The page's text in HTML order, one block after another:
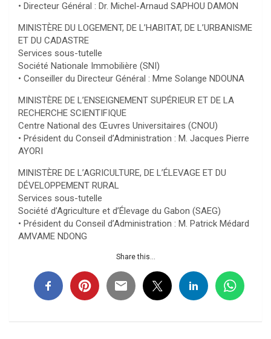
• Directeur Général : Dr. Michel-Arnaud SAPHOU DAMON
MINISTÈRE DU LOGEMENT, DE L’HABITAT, DE L’URBANISME
ET DU CADASTRE
Services sous-tutelle
Société Nationale Immobilière (SNI)
• Conseiller du Directeur Général : Mme Solange NDOUNA
MINISTÈRE DE L’ENSEIGNEMENT SUPÉRIEUR ET DE LA
RECHERCHE SCIENTIFIQUE
Centre National des Œuvres Universitaires (CNOU)
• Président du Conseil d’Administration : M. Jacques Pierre
AYORI
MINISTÈRE DE L’AGRICULTURE, DE L’ÉLEVAGE ET DU
DÉVELOPPEMENT RURAL
Services sous-tutelle
Société d’Agriculture et d’Élevage du Gabon (SAEG)
• Président du Conseil d’Administration : M. Patrick Médard
AMVAME NDONG
Share this...